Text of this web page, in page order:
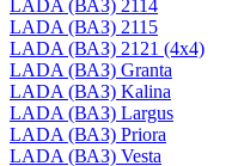
LADA (ВАЗ) 2114
LADA (ВАЗ) 2115
LADA (ВАЗ) 2121 (4x4)
LADA (ВАЗ) Granta
LADA (ВАЗ) Kalina
LADA (ВАЗ) Largus
LADA (ВАЗ) Priora
LADA (ВАЗ) Vesta